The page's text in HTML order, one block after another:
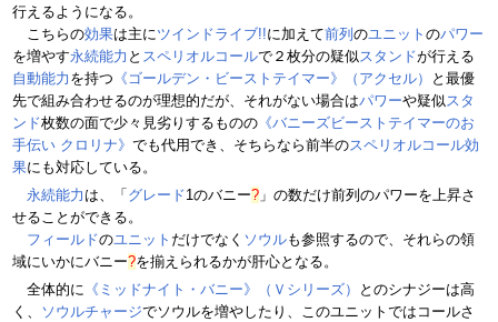
行えるようになる。
こちらの効果は主にツインドライブ!!に加えて前列 のユニット のパワー
を増やす永続能力 と スペリオルコールで２枚分の疑似スタンドが行える
自動能力 を持つ 《ゴールデン・ビーストテイマー》（アクセル）
と最優
先で組み合わせるのが理想的だが、それがない場合はパワーや疑似スタ
ンド枚数の面で少々見劣りするものの 《バニーズビーストテイマーのお
手伝い クロリナ》 でも代用でき、そちらなら前半のスペリオルコール効
果にも対応している。
永続能力 は、「 グレード1のバニー? 」の数だけ前列のパワーを上昇さ
せることができる。
フィールドのユニット だけでなく ソウルも参照するので、それらの領
域にいかにバニー?を揃えられるかが肝心となる。
全体的に 《ミッドナイト・バニー》（Ｖシリーズ）
とのシナジーは高
く、
ソウルチャージでソウルを増やしたり、このユニットではコールさ